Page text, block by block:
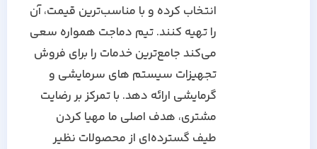
انتخاب کرده و با مناسب‌ترین قیمت، آن
را تهیه کنند. تیم دماجت همواره سعی
می‌کند جامع‌ترین خدمات را برای فروش
تجهیزات سیستم های سرمایشی و
گرمایشی ارائه دهد. با تمرکز بر رضایت
مشتری، هدف اصلی ما مهیا کردن
طیف گسترده‌ای از محصولات نظیر